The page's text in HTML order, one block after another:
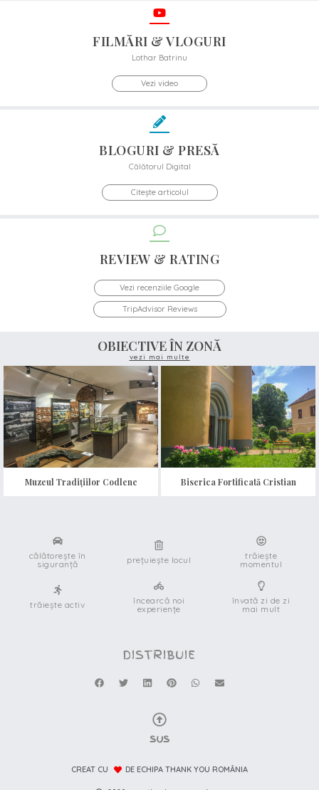
FILMĂRI & VLOGURI
Lothar Batrinu
Vezi video
BLOGURI & PRESĂ
Călătorul Digital
Citește articolul
REVIEW & RATING
Vezi recenziile Google
TripAdvisor Reviews
OBIECTIVE ÎN ZONĂ
vezi mai multe
Muzeul Tradițiilor Codlene Biserica Fortificată Cristian
călătorește în
siguranță
prețuiește locul
trăiește
momentul
trăiește activ
încearcă noi
experiențe
învată zi de zi
mai mult
DISTRIBUIE
SUS
CREAT CU DE ECHIPA THANK YOU ROMÂNIA